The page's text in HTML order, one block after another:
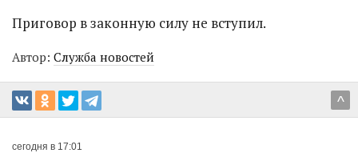
Приговор в законную силу не вступил.
Автор: Служба новостей
^
сегодня в 17:01